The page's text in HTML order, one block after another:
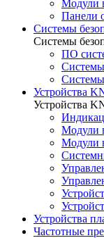
Модули
Панели
Системы
Системы
ПО
Системы
Устройства
Устройства
Модули
Модули
Устройства
Частотные